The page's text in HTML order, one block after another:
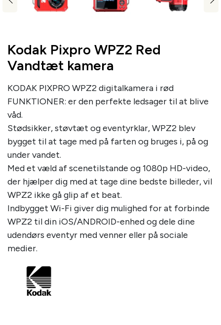
Kodak Pixpro WPZ2 Red
Vandtæt kamera
KODAK PIXPRO WPZ2 digitalkamera i rød
FUNKTIONER: er den perfekte ledsager til at blive
våd.
Stødsikker, støvtæt og eventyrklar, WPZ2 blev
bygget til at tage med på farten og bruges i, på og
under vandet.
Med et væld af scenetilstande og 1080p HD-video,
der hjælper dig med at tage dine bedste billeder, vil
WPZ2 ikke gå glip af et beat.
Indbygget Wi-Fi giver dig mulighed for at forbinde
WPZ2 til din iOS/ANDROID-enhed og dele dine
udendørs eventyr med venner eller på sociale
medier.